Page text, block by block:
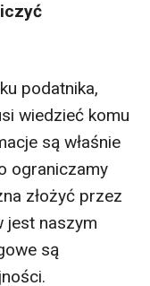
podatnika,
wiedzieć komu
są właśnie
ograniczamy
złożyć przez
jest naszym
są